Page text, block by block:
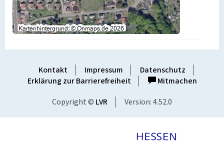
Kontakt Impressum
Datenschutz
Erklärung zur Barrierefreiheit
Mitmachen
Copyright © LVR Version: 4.52.0